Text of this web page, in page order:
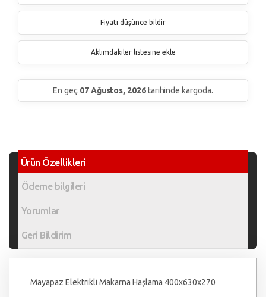
Fiyatı düşünce bildir
Aklımdakiler listesine ekle
En geç 07 Ağustos, 2026tarihinde kargoda.
Ürün Özellikleri
Ödeme bilgileri
Yorumlar
Geri Bildirim
Mayapaz Elektrikli Makarna Haşlama 400x630x270